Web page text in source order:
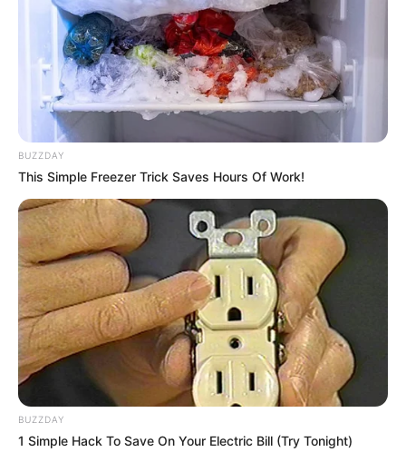
10 Pose Manekin Anti
Mainstream yang Konyol
Banget
8 Kata Lucu Seputar Malam
Minggu ala Jomblo yang Bikin
Ngenes
BUZZDAY
This Simple Freezer Trick Saves Hours Of Work!
BUZZDAY
1 Simple Hack To Save On Your Electric Bill (Try Tonight)